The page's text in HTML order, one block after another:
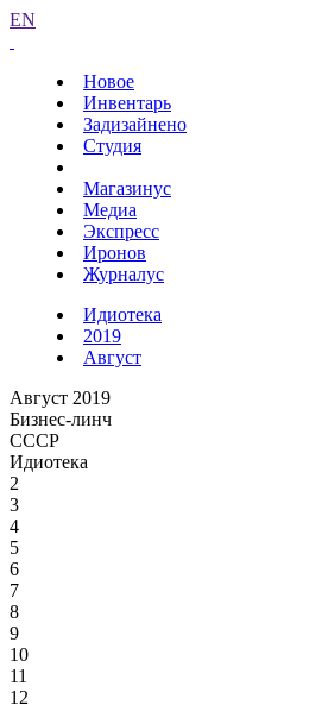
EN
Новое
Инвентарь
Задизайнено
Студия
Магазинус
Медиа
Экспресс
Иронов
Журналус
Идиотека
2019
Август
Август 2019
Бизнес-линч
СССР
Идиотека
2
3
4
5
6
7
8
9
10
11
12